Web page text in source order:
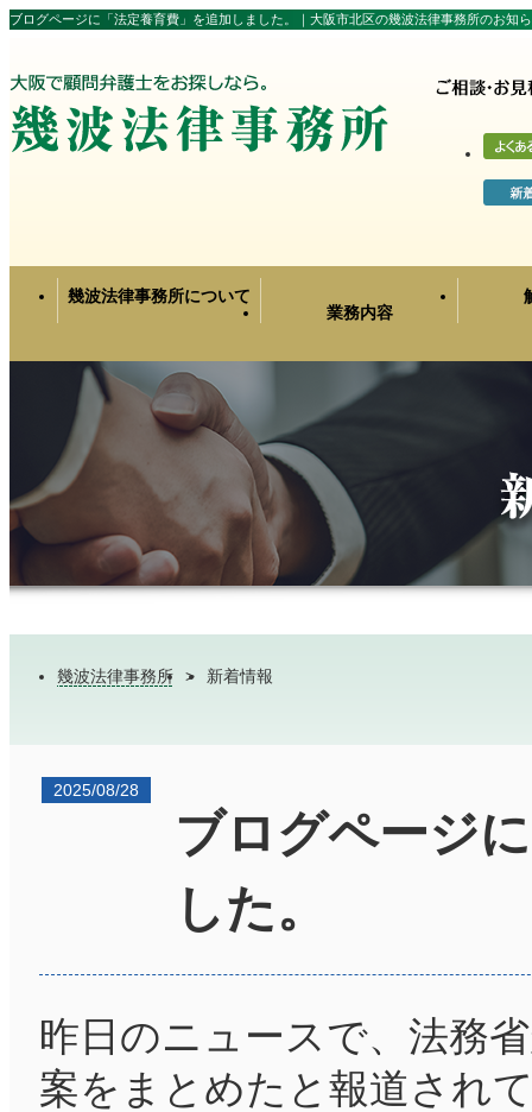
ブログページに「法定養育費」を追加しました。｜大阪市北区の幾波法律事務所のお知
幾波法律事務所について
業務内容
幾波法律事務所 > 新着情報
2025/08/28
ブログページ
した。
昨日のニュースで、法務
案をまとめたと報道され